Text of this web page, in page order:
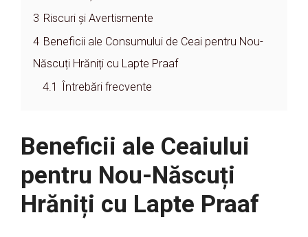
3 Riscuri și Avertismente
4 Beneficii ale Consumului de Ceai pentru Nou-
Născuți Hrăniți cu Lapte Praaf
4.1
Întrebări frecvente
Beneficii ale Ceaiului
pentru Nou-Născuți
Hrăniți cu Lapte Praaf